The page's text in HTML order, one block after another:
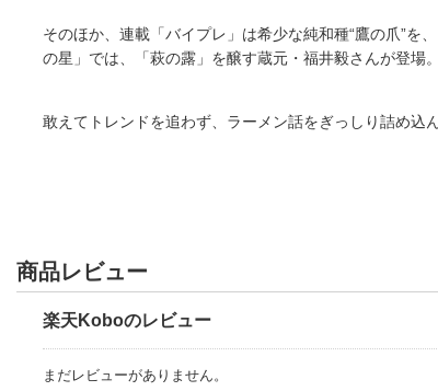
そのほか、連載「バイプレ」は希少な純和種“鷹の爪”を
の星」では、「萩の露」を醸す蔵元・福井毅さんが登場
敢えてトレンドを追わず、ラーメン話をぎっしり詰め込
商品レビュー
楽天Koboのレビュー
まだレビューがありません。